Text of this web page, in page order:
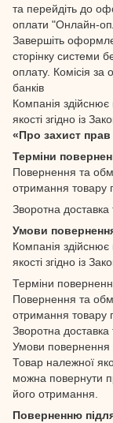
та перейдіть до
оплати "Онлайн-
Завершіть
сторінку системи
оплату. Комісія за
банків
Компанія
якості згідно із
«Про захист прав
Терміни
Повернення та
отримання товару
Зворотна доставка
Умови
Компанія
якості згідно із
Терміни
Повернення та
отримання товару
Зворотна доставка
Умови повернення
Товар належної
можна повернути
його отримання.
Поверненню